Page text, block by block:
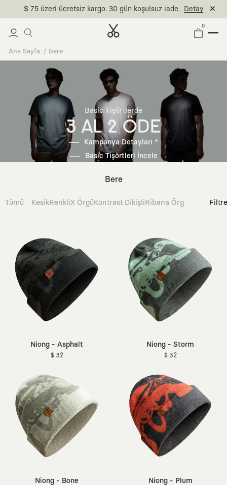
$ 75 üzeri ücretsiz kargo. 30 gün koşulsuz iade. Detay
0
Ana Sayfa Bere
Basic Tişörtlerde
3 AL 2 ÖDE
Kampanya Detayları *
Basic Tişörtleri İncele
Bere
Tümü KesikRenkliX ÖrgüKontrast DikişliRibana Örgü İntarsiaFiltre
Niong - Asphalt
$ 32
Niong - Storm
$ 32
Niong - Bone Niong - Plum